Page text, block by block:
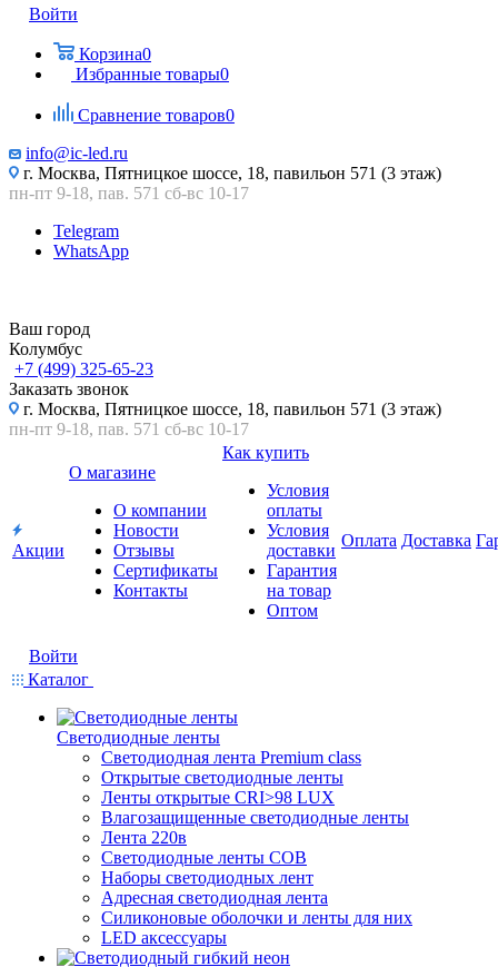
Войти
Корзина0
Избранные товары0
Сравнение товаров0
info@ic-led.ru
г. Москва, Пятницкое шоссе, 18, павильон 571 (3 этаж)
пн-пт 9-18, пав. 571 сб-вс 10-17
Telegram
WhatsApp
Ваш город
Колумбус
+7 (499) 325-65-23
Заказать звонок
г. Москва, Пятницкое шоссе, 18, павильон 571 (3 этаж)
пн-пт 9-18, пав. 571 сб-вс 10-17
Акции
О магазине
О компании
Новости
Отзывы
Сертификаты
Контакты
Как купить
Условия
оплаты
Условия
доставки
Гарантия
на товар
Оптом
Оплата Доставка
Войти
Каталог
Светодиодные ленты
Светодиодная лента Premium class
Открытые светодиодные ленты
Ленты открытые CRI>98 LUX
Влагозащищенные светодиодные ленты
Лента 220в
Светодиодные ленты COB
Наборы светодиодных лент
Адресная светодиодная лента
Силиконовые оболочки и ленты для них
LED аксессуары